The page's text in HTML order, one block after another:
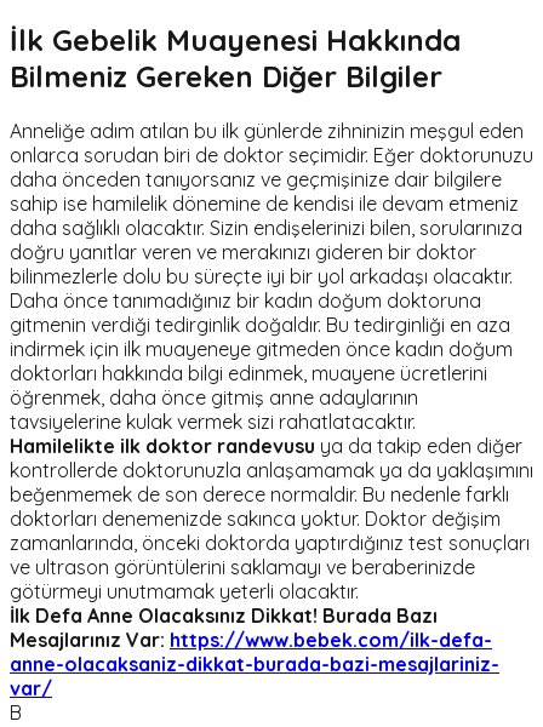
İlk Gebelik Muayenesi Hakkında
Bilmeniz Gereken Diğer Bilgiler
Anneliğe adım atılan bu ilk günlerde zihninizin meşgul eden
onlarca sorudan biri de doktor seçimidir. Eğer doktorunuzu
daha önceden tanıyorsanız ve geçmişinize dair bilgilere
sahip ise hamilelik dönemine de kendisi ile devam etmeniz
daha sağlıklı olacaktır. Sizin endişelerinizi bilen, sorularınıza
doğru yanıtlar veren ve merakınızı gideren bir doktor
bilinmezlerle dolu bu süreçte iyi bir yol arkadaşı olacaktır.
Daha önce tanımadığınız bir kadın doğum doktoruna
gitmenin verdiği tedirginlik doğaldır. Bu tedirginliği en aza
indirmek için ilk muayeneye gitmeden önce kadın doğum
doktorları hakkında bilgi edinmek, muayene ücretlerini
öğrenmek, daha önce gitmiş anne adaylarının
tavsiyelerine kulak vermek sizi rahatlatacaktır.
Hamilelikte ilk doktor randevusu ya da takip eden diğer
kontrollerde doktorunuzla anlaşamamak ya da yaklaşımını
beğenmemek de son derece normaldir. Bu nedenle farklı
doktorları denemenizde sakınca yoktur. Doktor değişim
zamanlarında, önceki doktorda yaptırdığınız test sonuçları
ve ultrason görüntülerini saklamayı ve beraberinizde
götürmeyi unutmamak yeterli olacaktır.
İlk Defa Anne Olacaksınız Dikkat! Burada Bazı
Mesajlarınız Var: https://www.bebek.com/ilk-defa-
anne-olacaksaniz-dikkat-burada-bazi-mesajlariniz-
var/
B